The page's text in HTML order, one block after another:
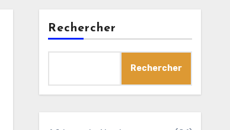
Rechercher
Rechercher